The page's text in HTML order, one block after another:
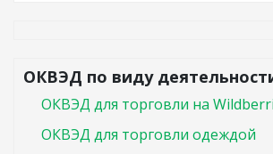
ОКВЭД по виду
ОКВЭД для торговли на
ОКВЭД для торговли одеждой